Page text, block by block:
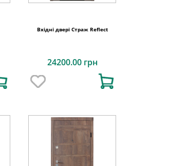
Вхідні двері Страж Reflect
24200.00 грн